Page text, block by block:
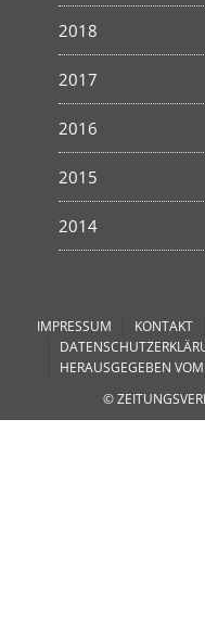
2018
2017
2016
2015
2014
IMPRESSUM KONTAKT
HERAUSGEGEBEN
©